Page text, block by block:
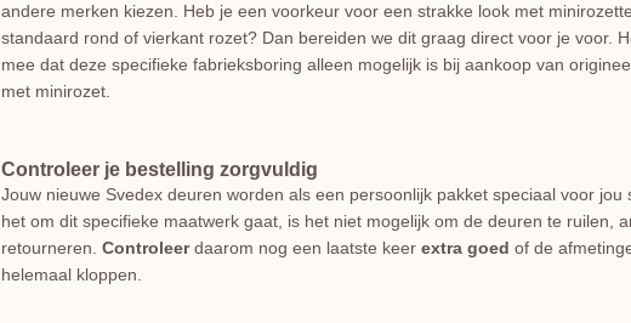
andere merken kiezen. Heb je een voorkeur voor een strakke look met
standaard rond of vierkant rozet? Dan bereiden we dit graag direct voor je voor.
mee dat deze specifieke fabrieksboring alleen mogelijk is bij aankoop van
met minirozet.
Controleer je bestelling zorgvuldig
Jouw nieuwe Svedex deuren worden als een persoonlijk pakket speciaal voor jou
het om dit specifieke maatwerk gaat, is het niet mogelijk om de deuren te ruilen,
retourneren. Controleerdaarom nog een laatste keer extra goed of de
helemaal kloppen.